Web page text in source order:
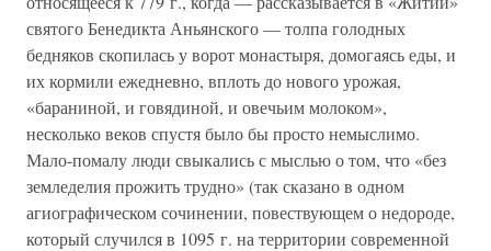
святого Бенедикта Аньянского — толпа голодных
бедняков скопилась у ворот монастыря, домогаясь еды, и
их кормили ежедневно, вплоть до нового урожая,
«бараниной, и говядиной, и овечьим молоком»,
несколько веков спустя было бы просто немыслимо.
Мало-помалу люди свыкались с мыслью о том, что «без
земледелия прожить трудно» (так сказано в одном
агиографическом сочинении, повествующем о недороде,
который случился в 1095 г. на территории современной